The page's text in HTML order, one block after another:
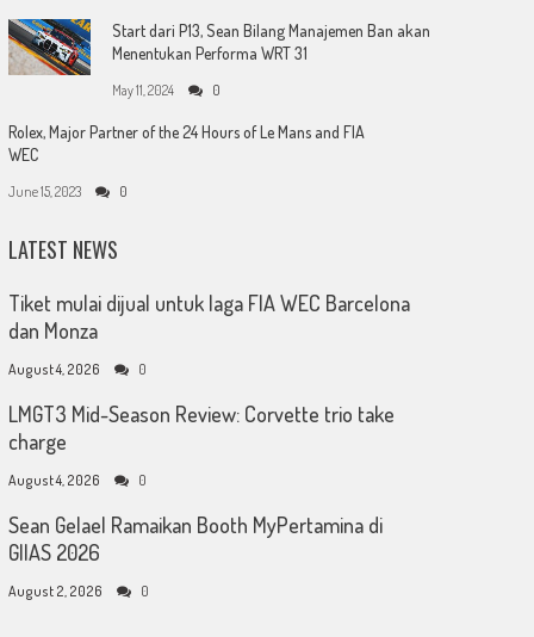
Start dari P13, Sean Bilang Manajemen Ban akan
Menentukan Performa WRT 31
May 11, 2024 0
Rolex, Major Partner of the 24 Hours of Le Mans and FIA
WEC
June 15, 2023 0
LATEST NEWS
Tiket mulai dijual untuk laga FIA WEC Barcelona
dan Monza
August 4, 2026 0
LMGT3 Mid-Season Review: Corvette trio take
charge
August 4, 2026 0
Sean Gelael Ramaikan Booth MyPertamina di
GIIAS 2026
August 2, 2026 0